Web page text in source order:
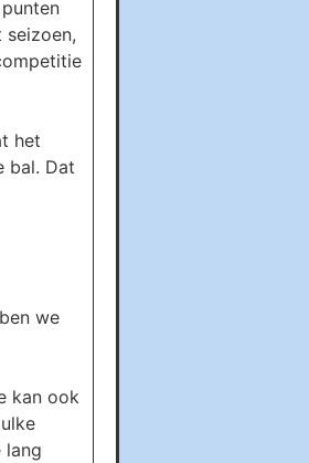
het
bal. Dat
we
kan ook
lang